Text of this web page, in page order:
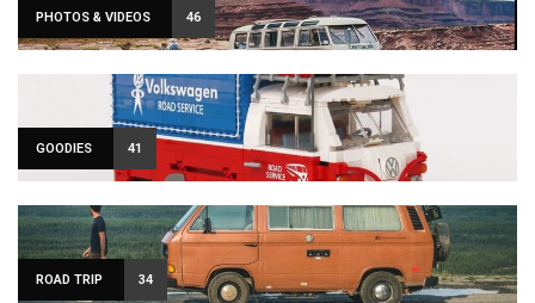
PHOTOS & VIDEOS 46
GOODIES 41
ROAD TRIP 34